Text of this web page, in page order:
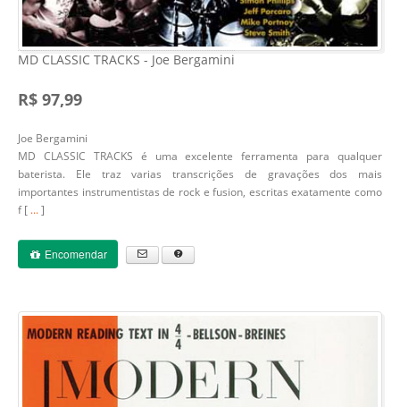
MD CLASSIC TRACKS - Joe Bergamini
R$ 97,99
Joe Bergamini
MD CLASSIC TRACKS é uma excelente ferramenta para qualquer
baterista. Ele traz varias transcrições de gravações dos mais
importantes instrumentistas de rock e fusion, escritas exatamente como
f [ ...]
Encomendar